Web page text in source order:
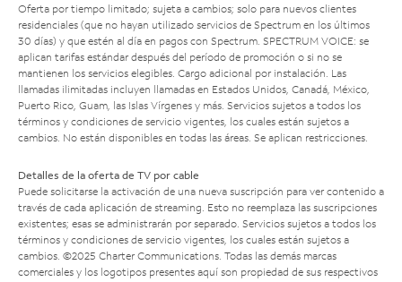
Oferta por tiempo limitado; sujeta a cambios; solo para nuevos clientes
residenciales (que no hayan utilizado servicios de Spectrum en los últimos
30 días) y que estén al día en pagos con Spectrum. SPECTRUM VOICE: se
aplican tarifas estándar después del período de promoción o si no se
mantienen los servicios elegibles. Cargo adicional por instalación. Las
llamadas ilimitadas incluyen llamadas en Estados Unidos, Canadá, México,
Puerto Rico, Guam, las Islas Vírgenes y más. Servicios sujetos a todos los
términos y condiciones de servicio vigentes, los cuales están sujetos a
cambios. No están disponibles en todas las áreas. Se aplican restricciones.
Detalles de la oferta de TV por cable
Puede solicitarse la activación de una nueva suscripción para ver contenido a
través de cada aplicación de streaming. Esto no reemplaza las suscripciones
existentes; esas se administrarán por separado. Servicios sujetos a todos los
términos y condiciones de servicio vigentes, los cuales están sujetos a
cambios. ©2025 Charter Communications. Todas las demás marcas
comerciales y los logotipos presentes aquí son propiedad de sus respectivos